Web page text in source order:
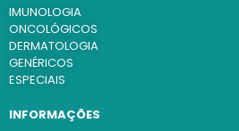
IMUNOLOGIA
ONCOLÓGICOS
DERMATOLOGIA
GENÉRICOS
ESPECIAIS
INFORMAÇÕES